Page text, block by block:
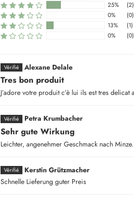
25%
(2)
0%
(0)
13%
(1)
0%
(0)
Alexane Delale
Tres bon produit
J’adore votre produit c’è lui ils est tres
Petra Krumbacher
Sehr gute Wirkung
Leichter, angenehmer Geschmack nach
Kerstin Grützmacher
Schnelle Lieferung guter Preis